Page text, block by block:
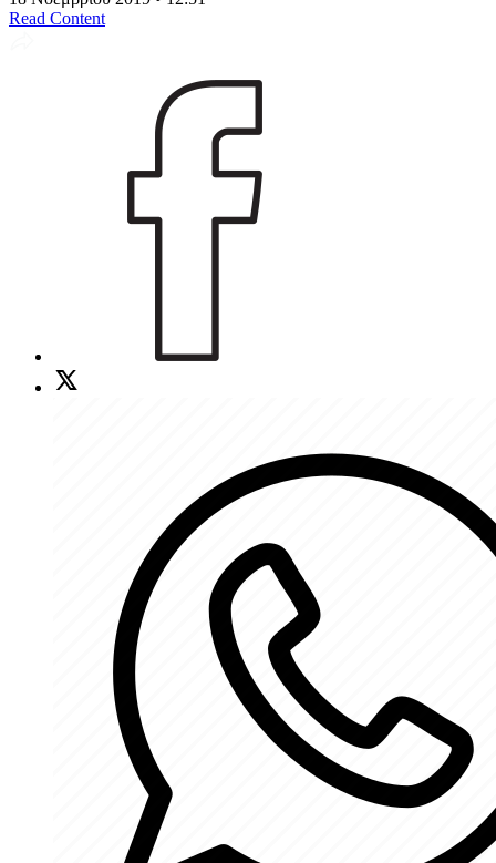
Read Content